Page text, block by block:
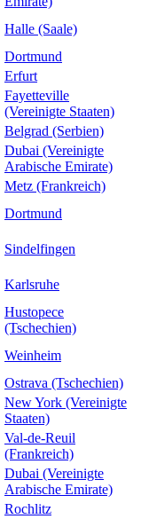
Halle (Saale)
Dortmund
Erfurt
Fayetteville
(Vereinigte Staaten)
Belgrad (Serbien)
Dubai (Vereinigte
Arabische Emirate)
Metz (Frankreich)
Dortmund
Sindelfingen
Karlsruhe
Hustopece
(Tschechien)
Weinheim
Ostrava (Tschechien)
New York (Vereinigte
Staaten)
Val-de-Reuil
(Frankreich)
Dubai (Vereinigte
Arabische Emirate)
Rochlitz